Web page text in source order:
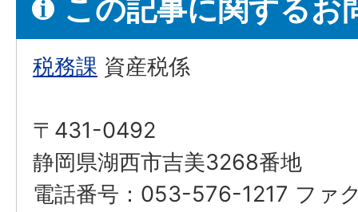
この記事に関するお
税務課 資産税係
〒431-0492
静岡県湖西市吉美3268番地
電話番号：053-576-1217 ファ